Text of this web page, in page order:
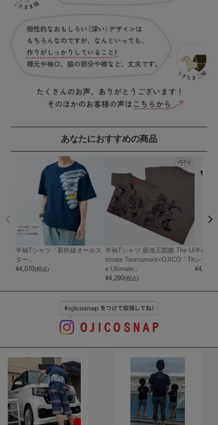
あなたにおすすめの商品
半袖Tシャツ「新幹線オールス
ター」
¥4,070(税込)
半袖Tシャツ 最強王図鑑 The Ul
timate Tournament×OJICO「Th
e Ultimate」
¥4,290(税込)
半袖T
ンディ
¥4,400